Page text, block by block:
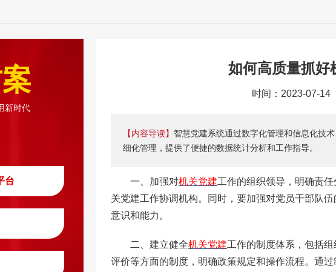
新时代
台
如何高质量抓好
时间：2023-07-
【内容导读】 智慧党建系统通过数字化管理和信息化技
细化管理，提供了便捷的数据统计分析和工作指导。
一、加强对机关党建工作的组织领导，明确责
关党建工作协调机构。同时，要加强对党员干部队
意识和能力。
二、建立健全机关党建工作的制度体系，包括
评价等方面的制度，明确政策规定和操作流程。通